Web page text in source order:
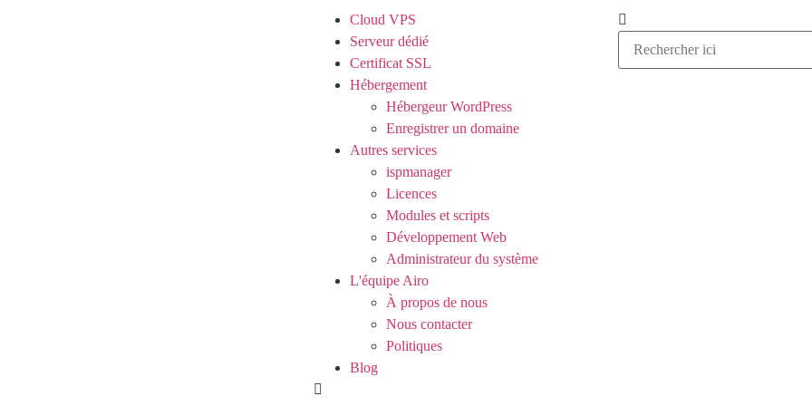
Cloud VPS
Serveur dédié
Certificat SSL
Hébergement
Hébergeur WordPress
Enregistrer un domaine
Autres services
ispmanager
Licences
Modules et scripts
Développement Web
Administrateur du système
L'équipe Airo
À propos de nous
Nous contacter
Politiques
Blog